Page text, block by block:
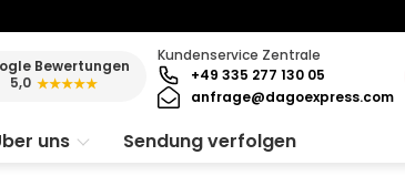
Bewertungen
5,0 ★★★★★
Kundenservice Zentrale
+49 335 277 130 05
anfrage@dagoexpress.com
uns Sendung verfolgen